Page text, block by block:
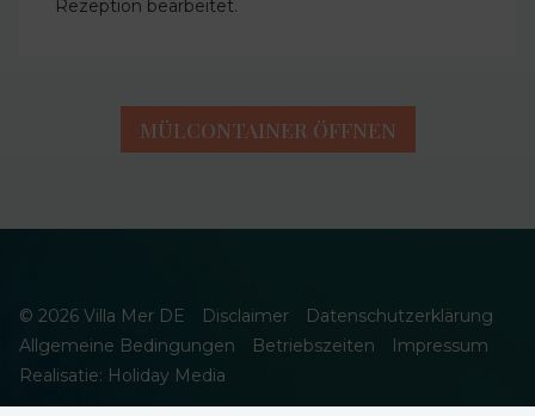
Rezeption bearbeitet.
MÜLCONTAINER ÖFFNEN
© 2026 Villa Mer DE Disclaimer
Datenschutzerklärung
Allgemeine Bedingungen
Betriebszeiten
Impressum
Realisatie: Holiday Media